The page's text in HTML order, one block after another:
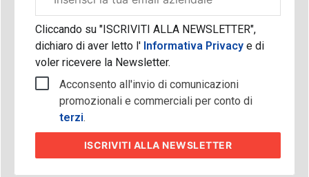
aziendale
Cliccando su "ISCRIVITI ALLA NEWSLETTER",
dichiaro di aver letto l'Informativa Privacy e di
voler ricevere la Newsletter.
Acconsento all'invio di comunicazioni
promozionali e commerciali per conto di
terzi.
ISCRIVITI ALLA NEWSLETTER